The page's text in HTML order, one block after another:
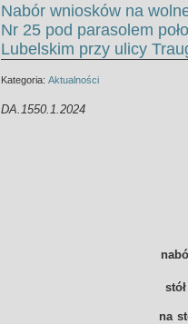
Nabór wniosków na
Nr 25 pod parasolem
Lubelskim przy ulicy
Kategoria:Aktualności
DA.1550.1.2024
na